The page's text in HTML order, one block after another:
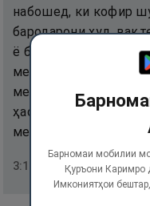
набошед, ки кофир
бародарони худ,
ё ба ғазо рафтанд,
мебуданд, на ҳалок
мешуданд», то Аллоҳ
ҳасрат гардонад! Ва
мемиронад. Ва Аллоҳ
3:156
Барномаи мобилии
Қуръони Каримро
Имкониятҳои